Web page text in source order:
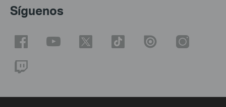
Síguenos